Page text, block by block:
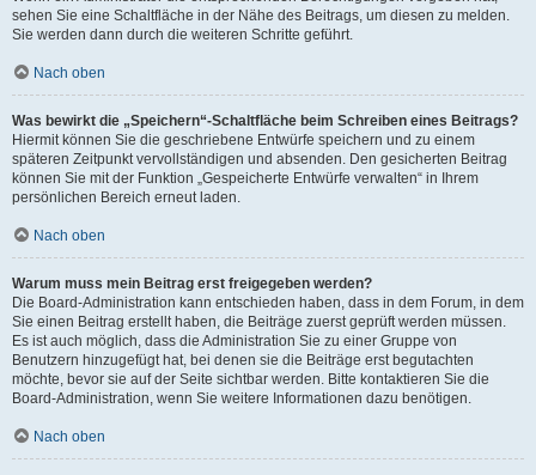
sehen Sie eine Schaltfläche in der Nähe des Beitrags, um diesen zu melden.
Sie werden dann durch die weiteren Schritte geführt.
Nach oben
Was bewirkt die „Speichern“-Schaltfläche beim Schreiben eines Beitrags?
Hiermit können Sie die geschriebene Entwürfe speichern und zu einem
späteren Zeitpunkt vervollständigen und absenden. Den gesicherten Beitrag
können Sie mit der Funktion „Gespeicherte Entwürfe verwalten“ in Ihrem
persönlichen Bereich erneut laden.
Nach oben
Warum muss mein Beitrag erst freigegeben werden?
Die Board-Administration kann entschieden haben, dass in dem Forum, in dem
Sie einen Beitrag erstellt haben, die Beiträge zuerst geprüft werden müssen.
Es ist auch möglich, dass die Administration Sie zu einer Gruppe von
Benutzern hinzugefügt hat, bei denen sie die Beiträge erst begutachten
möchte, bevor sie auf der Seite sichtbar werden. Bitte kontaktieren Sie die
Board-Administration, wenn Sie weitere Informationen dazu benötigen.
Nach oben